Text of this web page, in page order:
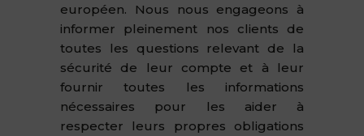
européen. Nous nous engageons à
informer pleinement nos clients de
toutes les questions relevant de la
sécurité de leur compte et à leur
fournir toutes les informations
nécessaires pour les aider à
respecter leurs propres obligations